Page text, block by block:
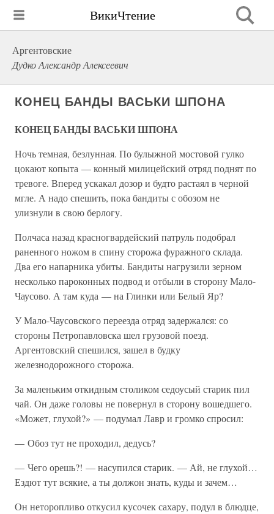
ВикиЧтение
Аргентовские
Дудко Александр Алексеевич
КОНЕЦ БАНДЫ ВАСЬКИ ШПОНА
КОНЕЦ БАНДЫ ВАСЬКИ ШПОНА
Ночь темная, безлунная. По булыжной мостовой гулко
цокают копыта — конный милицейский отряд поднят по
тревоге. Вперед ускакал дозор и будто растаял в черной
мгле. А надо спешить, пока бандиты с обозом не
улизнули в свою берлогу.
Полчаса назад красногвардейский патруль подобрал
раненного ножом в спину сторожа фуражного склада.
Два его напарника убиты. Бандиты нагрузили зерном
несколько пароконных подвод и отбыли в сторону Мало-
Чаусово. А там куда — на Глинки или Белый Яр?
У Мало-Чаусовского переезда отряд задержался: со
стороны Петропавловска шел грузовой поезд.
Аргентовский спешился, зашел в будку
железнодорожного сторожа.
За маленьким откидным столиком седоусый старик пил
чай. Он даже головы не повернул в сторону вошедшего.
«Может, глухой?» — подумал Лавр и громко спросил:
— Обоз тут не проходил, дедусь?
— Чего орешь?! — насупился старик. — Ай, не глухой…
Ездют тут всякие, а ты должон знать, куды и зачем…
Он неторопливо откусил кусочек сахару, подул в блюдце,